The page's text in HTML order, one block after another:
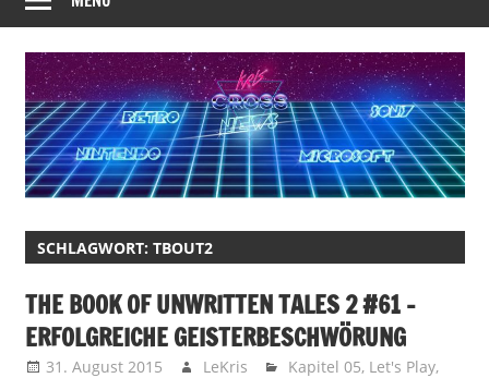
SCHLAGWORT: TBOUT2
THE BOOK OF UNWRITTEN TALES 2 #61 –
ERFOLGREICHE GEISTERBESCHWÖRUNG
31. August 2015 LeKris Kapitel 05, Let's Play,